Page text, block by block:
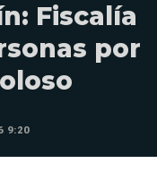
Fiscalía
por
9:20